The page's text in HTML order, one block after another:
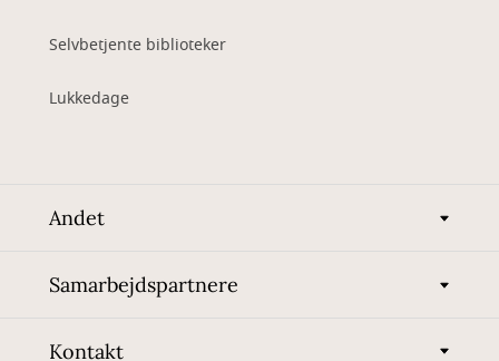
Selvbetjente biblioteker
Lukkedage
Andet
Samarbejdspartnere
Kontakt